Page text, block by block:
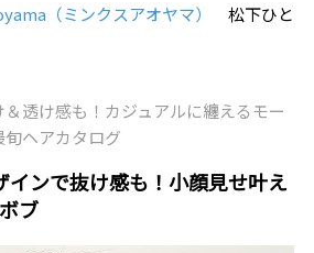
（ミンクスアオヤマ）
松下ひと
透け感も！カジュアルに纏えるモー
旬ヘアカタログ
インで抜け感も！小顔見せ叶え
ブ